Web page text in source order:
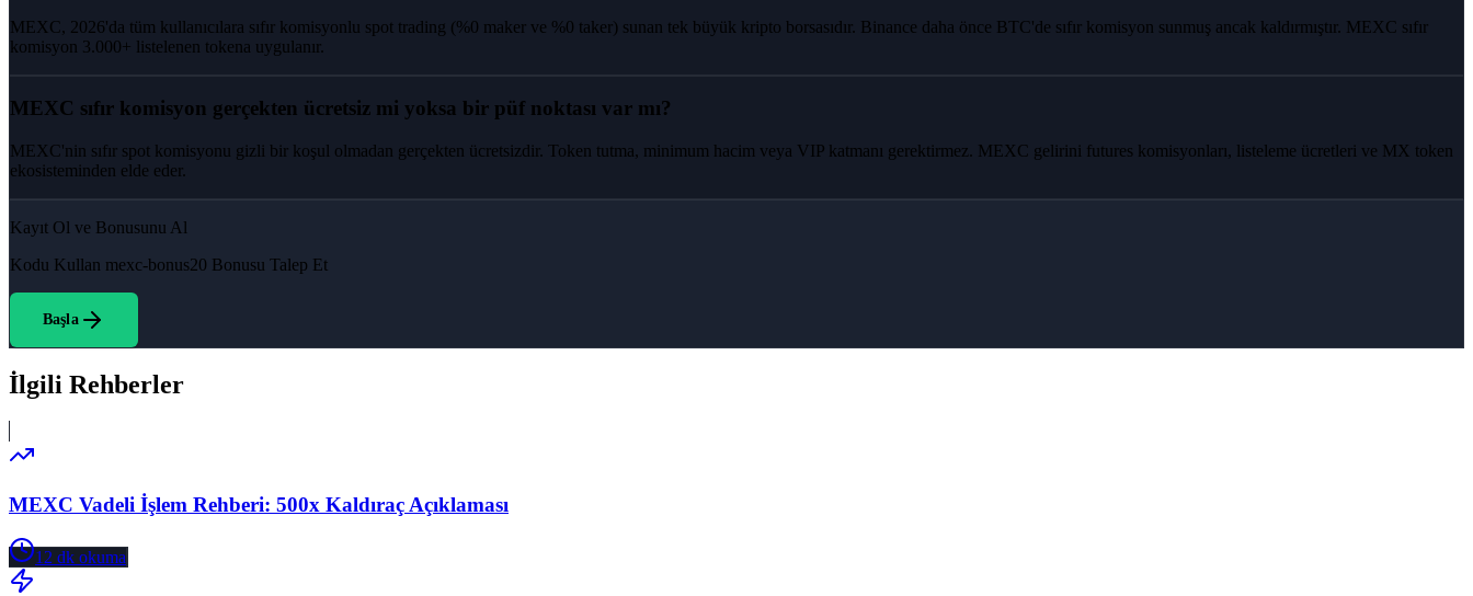
MEXC, 2026'da tüm kullanıcılara sıfır komisyonlu spot trading (%0 maker ve %0 taker) sunan tek büyük kripto borsasıdır. Binance daha önce BTC'de sıfır komisyon sunmuş ancak kaldırmıştır. MEXC sıfır
komisyon 3.000+ listelenen tokena uygulanır.
MEXC sıfır komisyon gerçekten ücretsiz mi yoksa bir püf noktası var mı?
MEXC'nin sıfır spot komisyonu gizli bir koşul olmadan gerçekten ücretsizdir. Token tutma, minimum hacim veya VIP katmanı gerektirmez. MEXC gelirini futures komisyonları, listeleme ücretleri ve MX token
ekosisteminden elde eder.
Kayıt Ol ve Bonusunu Al
Kodu Kullan mexc-bonus20 Bonusu Talep Et
Başla
İlgili Rehberler
MEXC Vadeli İşlem Rehberi: 500x Kaldıraç Açıklaması
12 dk okuma